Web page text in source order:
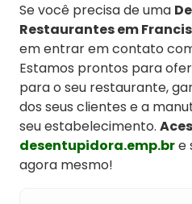
Se você precisa de uma
Restaurantes em
em entrar em contato
Estamos prontos para
para o seu restaurante,
dos seus clientes e a
seu estabelecimento.
desentupidora.emp.bre
agora mesmo!